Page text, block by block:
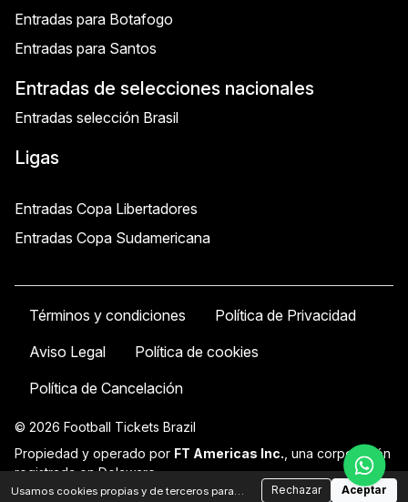
Entradas para Botafogo
Entradas para Santos
Entradas de selecciones nacionales
Entradas selección Brasil
Ligas
Entradas Copa Libertadores
Entradas Copa Sudamericana
Términos y condiciones
Política de Privacidad
Aviso Legal
Política de cookies
Política de Cancelación
© 2026 Football Tickets Brazil
Propiedad y operado por FT Americas Inc. , una corporación
registrada en Delaware
EIN: 33–2865021 | Dirección registrada: 16192 Coastal Highway,
Usamos cookies propias y de terceros para
Rechazar Aceptar